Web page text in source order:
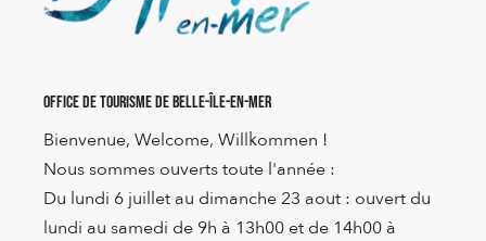
Office de Tourisme de Belle-Île-en-Mer
Bienvenue, Welcome, Willkommen !
Nous sommes ouverts toute l'année :
Du lundi 6 juillet au dimanche 23 aout : ouvert du
lundi au samedi de 9h à 13h00 et de 14h00 à